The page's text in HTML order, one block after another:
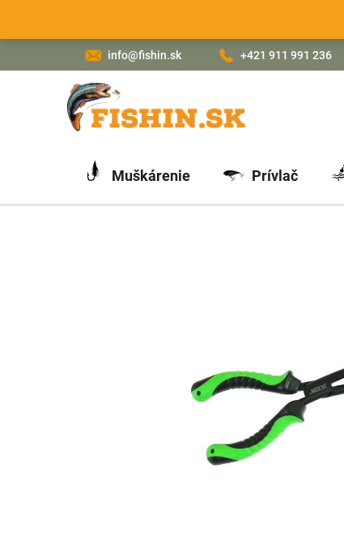
obsah
info@fishin.sk +421 911 991 236
Muškárenie Prívlač